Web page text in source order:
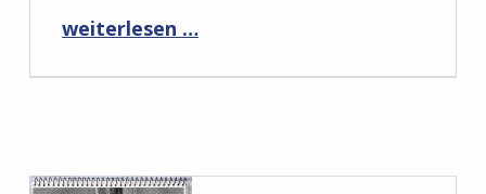
“Rezension: 3 Ziegen und ein Todesfall von Tina Sprenzel”
weiterlesen …